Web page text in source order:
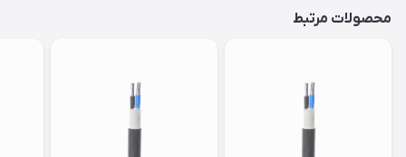
محصولات مرتبط